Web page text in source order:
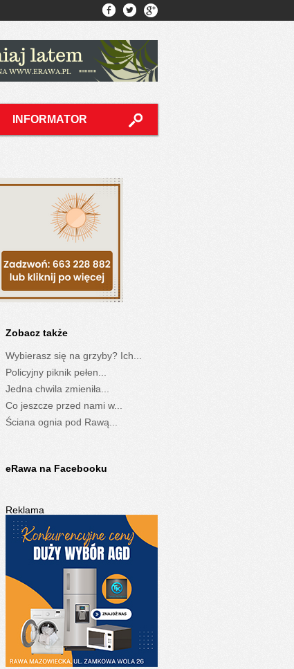
INFORMATOR
Zobacz także
Wybierasz się na grzyby? Ich...
Policyjny piknik pełen...
Jedna chwila zmieniła...
Co jeszcze przed nami w...
Ściana ognia pod Rawą...
eRawa na Facebooku
Reklama